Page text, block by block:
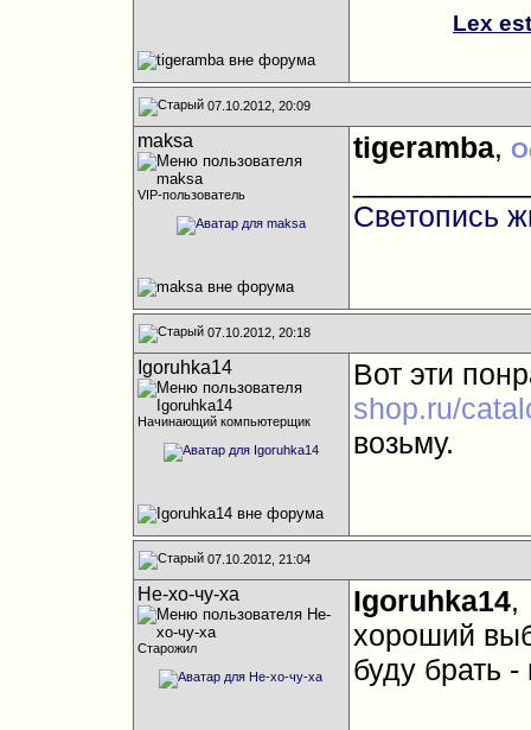
Lex
07.10.2012, 20:09
maksa
VIP-пользователь
tigeramba,
Светопись
07.10.2012, 20:18
Igoruhka14
Начинающий компьютерщик
Вот эти
shop.ru/
возьму.
07.10.2012, 21:04
Не-хо-чу-ха
Старожил
Igoruhka14,
хороший
буду брать